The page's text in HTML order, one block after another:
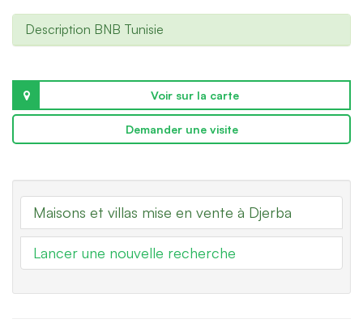
Description BNB Tunisie
Voir sur la carte
Demander une visite
Maisons et villas mise en vente à Djerba
Lancer une nouvelle recherche